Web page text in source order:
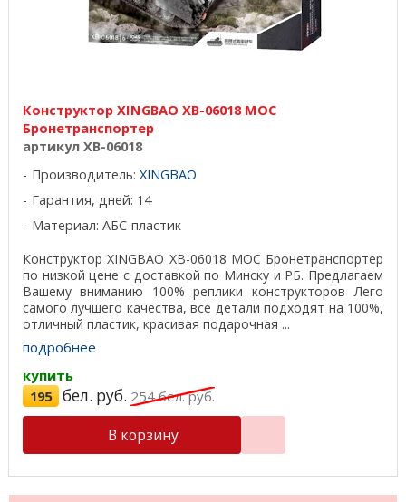
Конструктор XINGBAO XB-06018 MOC
Бронетранспортер
артикул XB-06018
Производитель: XINGBAO
Гарантия, дней: 14
Материал: АБС-пластик
Конструктор XINGBAO XB-06018 MOC Бронетранспортер
по низкой цене с доставкой по Минску и РБ. Предлагаем
Вашему вниманию 100% реплики конструкторов Лего
самого лучшего качества, все детали подходят на 100%,
отличный пластик, красивая подарочная ...
подробнее
купить
195 бел. руб. 254бел. руб.
В корзину